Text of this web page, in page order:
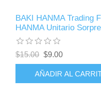
BAKI HANMA Trading
HANMA Unitario
$15.00 $9.00
AÑADIR AL